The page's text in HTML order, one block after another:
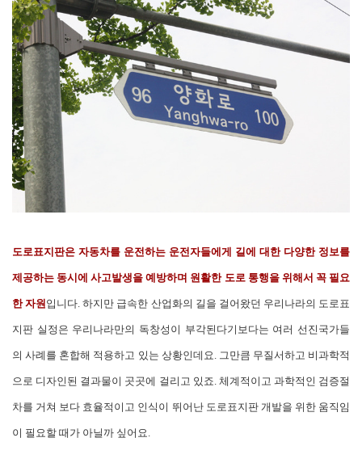
도로표지판은 자동차를 운전하는 운전자들에게 길에 대한 다양한 정보를
제공하는 동시에 사고발생을 예방하며 원활한 도로 통행을 위해서 꼭 필요
한 자원 입니다. 하지만 급속한 산업화의 길을 걸어왔던 우리나라의 도로표
지판 실정은 우리나라만의 독창성이 부각된다기보다는 여러 선진국가들
의 사례를 혼합해 적용하고 있는 상황인데요. 그만큼 무질서하고 비과학적
으로 디자인된 결과물이 곳곳에 걸리고 있죠. 체계적이고 과학적인 검증절
차를 거쳐 보다 효율적이고 인식이 뛰어난 도로표지판 개발을 위한 움직임
이 필요할 때가 아닐까 싶어요.